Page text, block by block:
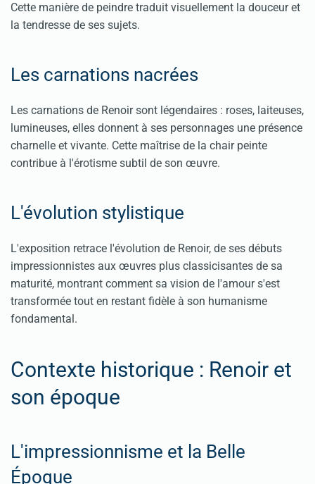
Cette manière de peindre traduit visuellement la douceur et
la tendresse de ses sujets.
Les carnations nacrées
Les carnations de Renoir sont légendaires : roses, laiteuses,
lumineuses, elles donnent à ses personnages une présence
charnelle et vivante. Cette maîtrise de la chair peinte
contribue à l'érotisme subtil de son œuvre.
L'évolution stylistique
L'exposition retrace l'évolution de Renoir, de ses débuts
impressionnistes aux œuvres plus classicisantes de sa
maturité, montrant comment sa vision de l'amour s'est
transformée tout en restant fidèle à son humanisme
fondamental.
Contexte historique : Renoir et
son époque
L'impressionnisme et la Belle
Époque